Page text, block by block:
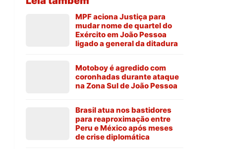
MPF aciona Justiça para
mudar nome de quartel do
Exército em João Pessoa
ligado a general da ditadura
Motoboy é agredido com
coronhadas durante ataque
na Zona Sul de João Pessoa
Brasil atua nos bastidores
para reaproximação entre
Peru e México após meses
de crise diplomática